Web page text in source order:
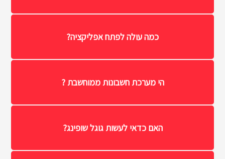
כמה עולה לפתח אפליקציה?
הי מערכת חשבונות ממוחשבת ?
האם כדאי לעשות גוגל שופינג?